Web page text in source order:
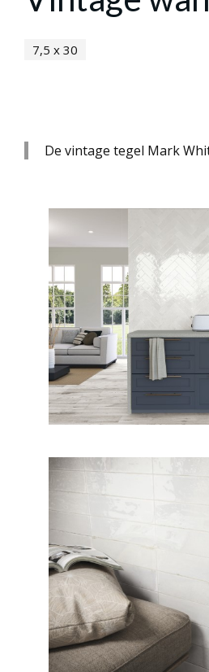
7,5 x 30
De vintage tegel Mark